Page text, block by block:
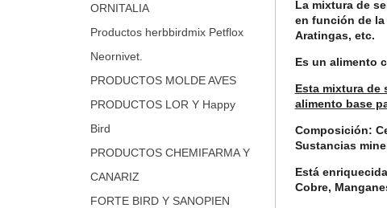
ORNITALIA
Productos herbbirdmix Petflox
Neornivet.
PRODUCTOS MOLDE AVES
PRODUCTOS LOR Y Happy
Bird
PRODUCTOS CHEMIFARMA Y
CANARIZ
FORTE BIRD Y SANOPIEN
La mixtura de
en función de
Aratingas, etc.
Es un alimento
Esta mixtura de
alimento base
Composición:
Sustancias
Está
Cobre,